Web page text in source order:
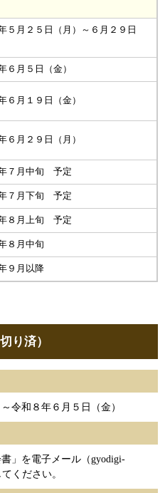
５月２５日（月）～６月２９日
６月５日（金）
６月１９日（金）
６月２９日（月）
７月中旬 予定
７月下旬 予定
８月上旬 予定
８月中旬
９月以降
り済）
令和８年６月５日（金）
」を電子メール（gyodigi-
ください。